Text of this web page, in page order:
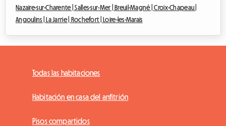
Nazaire-sur-Charente |Salles-sur-Mer | Breuil-Magné |Croix-Chapeau |
Angoulins |
La Jarrie | Rochefort | Loire-les-Marais
Todas las habitaciones
Habitación en casa del anfitrión
Pisos compartidos